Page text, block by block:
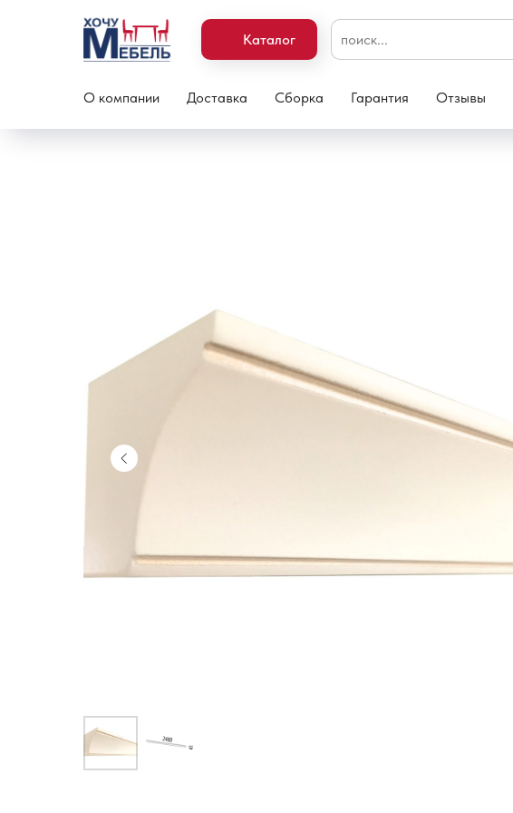
Каталог
О компании Доставка Сборка Гарантия Отзывы